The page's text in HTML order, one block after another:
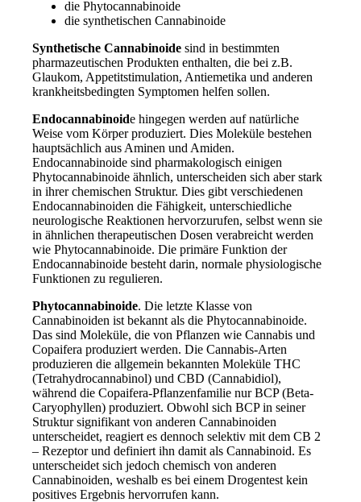
die Phytocannabinoide
die synthetischen Cannabinoide
Synthetische Cannabinoide sind in bestimmten
pharmazeutischen Produkten enthalten, die bei z.B.
Glaukom, Appetitstimulation, Antiemetika und anderen
krankheitsbedingten Symptomen helfen sollen.
Endocannabinoide hingegen werden auf natürliche
Weise vom Körper produziert. Dies Moleküle bestehen
hauptsächlich aus Aminen und Amiden.
Endocannabinoide sind pharmakologisch einigen
Phytocannabinoide ähnlich, unterscheiden sich aber stark
in ihrer chemischen Struktur. Dies gibt verschiedenen
Endocannabinoiden die Fähigkeit, unterschiedliche
neurologische Reaktionen hervorzurufen, selbst wenn sie
in ähnlichen therapeutischen Dosen verabreicht werden
wie Phytocannabinoide. Die primäre Funktion der
Endocannabinoide besteht darin, normale physiologische
Funktionen zu regulieren.
Phytocannabinoide. Die letzte Klasse von
Cannabinoiden ist bekannt als die Phytocannabinoide.
Das sind Moleküle, die von Pflanzen wie Cannabis und
Copaifera produziert werden. Die Cannabis-Arten
produzieren die allgemein bekannten Moleküle THC
(Tetrahydrocannabinol) und CBD (Cannabidiol),
während die Copaifera-Pflanzenfamilie nur BCP (Beta-
Caryophyllen) produziert. Obwohl sich BCP in seiner
Struktur signifikant von anderen Cannabinoiden
unterscheidet, reagiert es dennoch selektiv mit dem CB 2
– Rezeptor und definiert ihn damit als Cannabinoid. Es
unterscheidet sich jedoch chemisch von anderen
Cannabinoiden, weshalb es bei einem Drogentest kein
positives Ergebnis hervorrufen kann.